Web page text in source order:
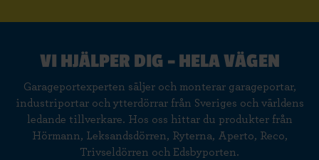
VI HJÄLPER DIG – HELA VÄGEN
Garageportexperten säljer och monterar garageportar,
industriportar och ytterdörrar från Sveriges och världens
ledande tillverkare. Hos oss hittar du produkter från
Hörmann, Leksandsdörren, Ryterna, Aperto, Reco,
Trivseldörren och Edsbyporten.